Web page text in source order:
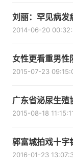
刘丽：罕见病发
2014-06-20
女性更看重男性
2015-07-23
广东省泌尿生殖
2015-08-18
郭富城拍戏十字
2016-01-23